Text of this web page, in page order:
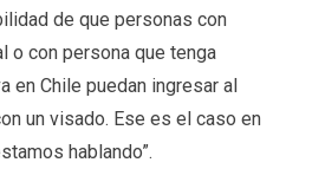
de que personas con
o con persona que tenga
en Chile puedan ingresar al
un visado. Ese es el caso en
hablando”.